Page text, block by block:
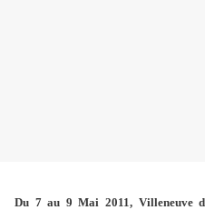
Du 7 au 9 Mai 2011, Villeneuve